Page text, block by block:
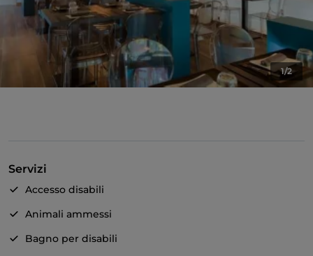
1/2
Servizi
Accesso disabili
Animali ammessi
Bagno per disabili